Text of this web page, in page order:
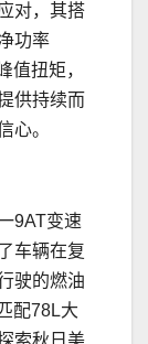
对，其搭
功率
值扭矩，
供持续而
心。
9AT变速
车辆在复
驶的燃油
配78L大